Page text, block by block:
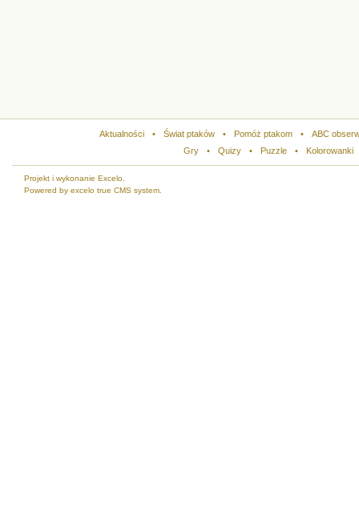
Aktualności • Świat ptaków • Pomóż ptakom •
ABC
Gry
• Quizy • Puzzle • Kolorowanki
Projekt i wykonanie Excelo.
Powered by excelo true CMS system.